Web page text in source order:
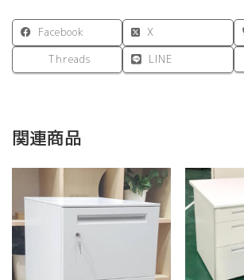
Facebook X
Threads
LINE
関連商品